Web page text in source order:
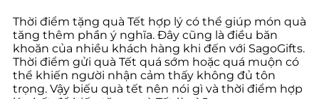
Thời điểm tặng quà Tết hợp lý có thể giúp món quà
tăng thêm phần ý nghĩa. Đây cũng là điều băn
khoăn của nhiều khách hàng khi đến với SagoGifts.
Thời điểm gửi quà Tết quá sớm hoặc quá muộn có
thể khiến người nhận cảm thấy không đủ tôn
trọng. Vậy biếu quà tết nên nói gì và thời điểm hợp